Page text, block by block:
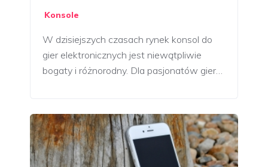
Konsole
W dzisiejszych czasach rynek konsol do
gier elektronicznych jest niewątpliwie
bogaty i różnorodny. Dla pasjonatów gier…